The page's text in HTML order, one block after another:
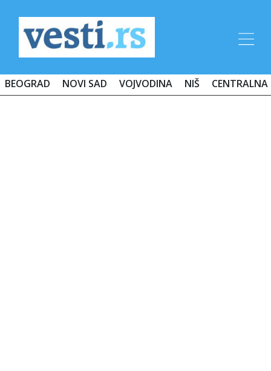
BEOGRAD NOVI SAD VOJVODINA NIŠ CENTRALNA